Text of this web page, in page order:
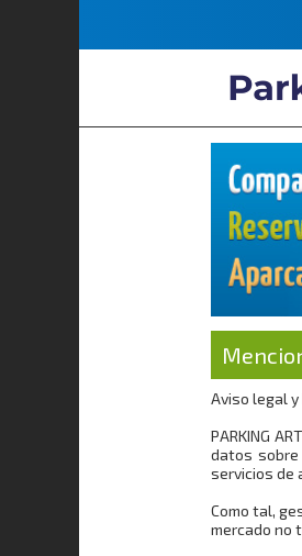
Aviso legal y
PARKING
datos sobre
servicios de
Como tal,
mercado no